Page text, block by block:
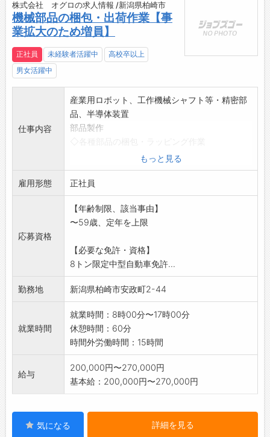
株式会社 オグロの求人情報 /新潟県柏崎市
機械部品の梱包・出荷作業【事
業拡大のため増員】
正社員 未経験者活躍中
高校卒以上
男女活躍中
仕事内容
産業用ロボット、工作機械シャフト等・精密部
品、半導体装置
部品製作
◇出荷伝票に基づいての部品の出荷準備作業
◇社用車バン、トラック(3t、4t車)を使用し市
内や近隣市町
村への 配送業務(積み下ろし作業あり)
・工場内外でフォークリフトを使用した重量
物の運搬作業
※作業に必要な資格については入社後取得して
頂きます。
※現在4名で作業を行っています。
※変更範囲:全ての業務への配置転換の可能性あ
もっと見る
雇用形態 正社員
応募資格
【年齢制限、該当事由】
〜59歳、定年を上限
【必要な免許・資格】
8トン限定中型自動車免許...
勤務地 新潟県柏崎市安政町2-44
就業時間
就業時間：8時00分〜17時00分
休憩時間：60分
時間外労働時間：15時間
給与
200,000円〜270,000円
基本給：200,000円〜270,000円
気になる 詳細を見る